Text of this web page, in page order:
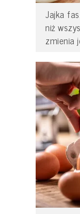
Jajka
niż
zmienia